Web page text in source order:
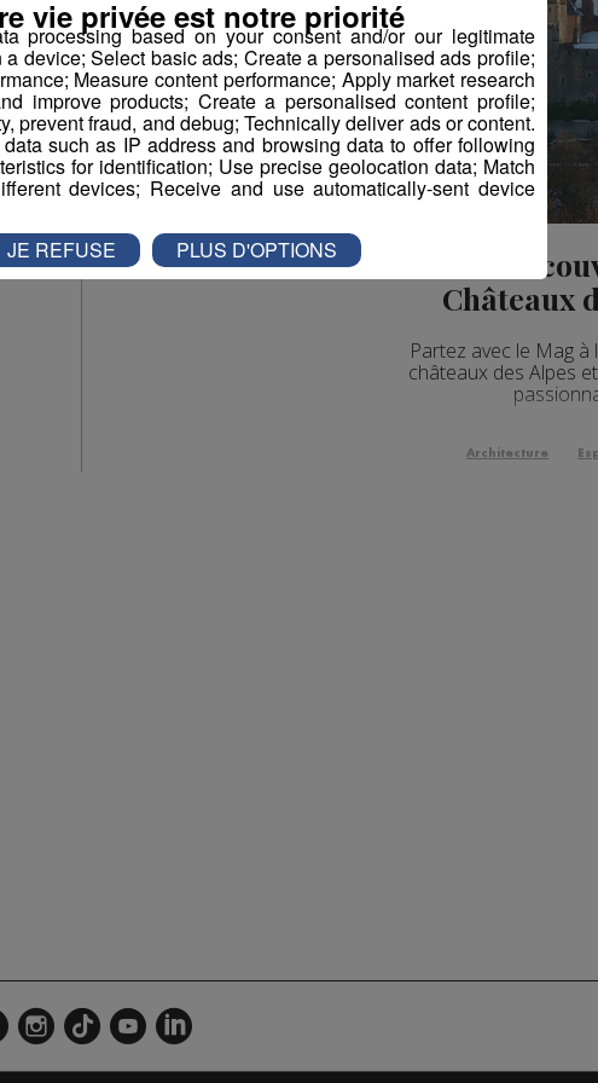
À la
Châteaux
Partez avec le Mag
châteaux des Alpes
Architecture
processing based on your consent and/or our legitimate
device; Select basic ads; Create a personalised ads profile;
Measure content performance; Apply market research
improve products; Create a personalised content profile;
prevent fraud, and debug; Technically deliver ads or content.
such as IP address and browsing data to offer following
for identification; Use precise geolocation data; Match
devices; Receive and use automatically-sent device
vie privée est notre priorité
JE REFUSE PLUS D'OPTIONS